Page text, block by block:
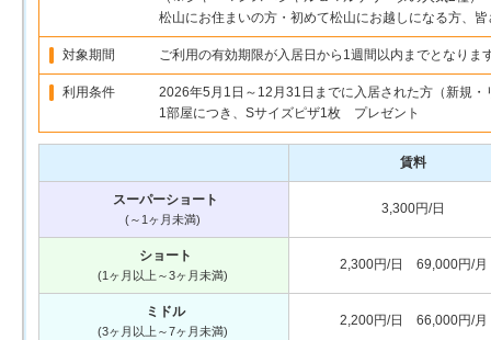
松山にお住まいの方・初めて松山にお越しになる方、
対象期間 ご利用の有効期限が入居日から1週間以内までとなりま
利用条件
2026年5月1日～12月31日までに入居された方（新規
1部屋につき、Sサイズピザ1枚 プレゼント
賃料
スーパーショート
(～1ヶ月未満)
3,300円/日
ショート
(1ヶ月以上～3ヶ月未満)
2,300円/日 69,000円/月
ミドル
(3ヶ月以上～7ヶ月未満)
2,200円/日 66,000円/月